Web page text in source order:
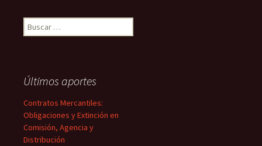
Buscar:
Últimos aportes
Contratos Mercantiles:
Obligaciones y Extinción en
Comisión, Agencia y
Distribución